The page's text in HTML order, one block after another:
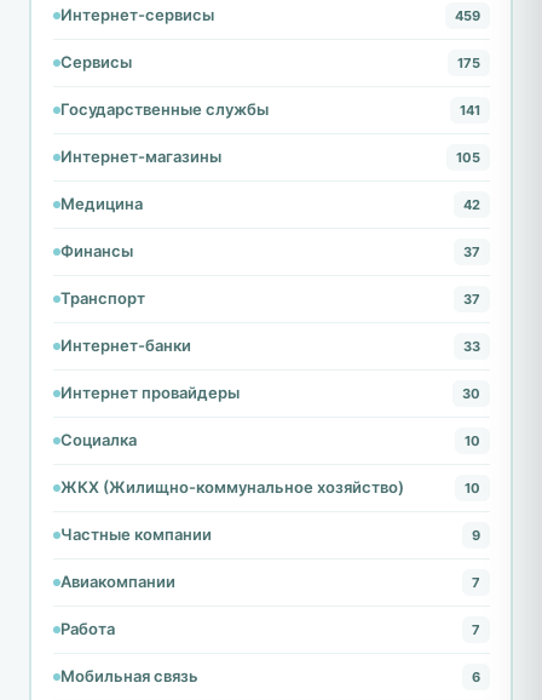
Интернет-сервисы 459
Сервисы 175
Государственные службы 141
Интернет-магазины 105
Медицина 42
Финансы 37
Транспорт 37
Интернет-банки 33
Интернет провайдеры 30
Социалка 10
ЖКХ (Жилищно-коммунальное хозяйство) 10
Частные компании 9
Авиакомпании 7
Работа 7
Мобильная связь 6